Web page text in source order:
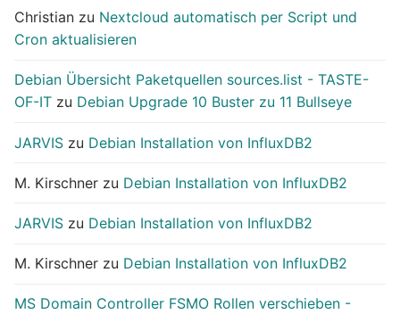
Christian zu Nextcloud automatisch per Script und
Cron aktualisieren
Debian Übersicht Paketquellen sources.list - TASTE-
OF-IT zu Debian Upgrade 10 Buster zu 11 Bullseye
JARVIS zu Debian Installation von InfluxDB2
M. Kirschner zu Debian Installation von InfluxDB2
JARVIS zu Debian Installation von InfluxDB2
M. Kirschner zu Debian Installation von InfluxDB2
MS Domain Controller FSMO Rollen verschieben -